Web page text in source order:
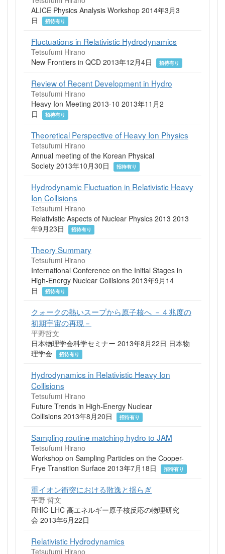
ALICE Physics Analysis Workshop 2014年3月3
日
招待有り
Fluctuations in Relativistic Hydrodynamics
Tetsufumi Hirano
New Frontiers in QCD 2013年12月4日
招待有り
Review of Recent Development in Hydro
Tetsufumi Hirano
Heavy Ion Meeting 2013-10 2013年11月2
日
招待有り
Theoretical Perspective of Heavy Ion Physics
Tetsufumi Hirano
Annual meeting of the Korean Physical
Society 2013年10月30日
招待有り
Hydrodynamic Fluctuation in Relativistic Heavy
Ion Collisions
Tetsufumi Hirano
Relativistic Aspects of Nuclear Physics 2013 2013
年9月23日
招待有り
Theory Summary
Tetsufumi Hirano
International Conference on the Initial Stages in
High-Energy Nuclear Collisions 2013年9月14
日
招待有り
クォークの熱いスープから原子核へ －４兆度の
初期宇宙の再現－
平野哲文
日本物理学会科学セミナー 2013年8月22日 日本物
理学会
招待有り
Hydrodynamics in Relativistic Heavy Ion
Collisions
Tetsufumi Hirano
Future Trends in High-Energy Nuclear
Collisions 2013年8月20日
招待有り
Sampling routine matching hydro to JAM
Tetsufumi Hirano
Workshop on Sampling Particles on the Cooper-
Frye Transition Surface 2013年7月18日
招待有り
重イオン衝突における散逸と揺らぎ
平野 哲文
RHIC-LHC 高エネルギー原子核反応の物理研究
会 2013年6月22日
Relativistic Hydrodynamics
Tetsufumi Hirano